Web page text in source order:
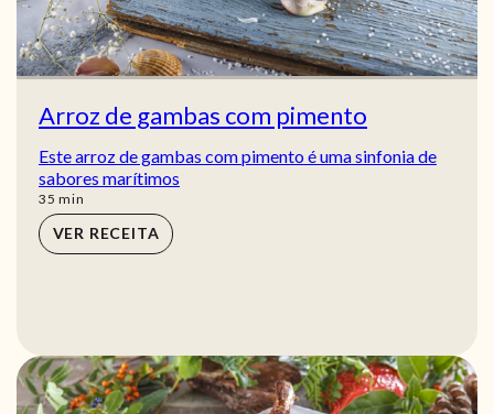
Arroz de gambas com pimento
Este arroz de gambas com pimento é uma sinfonia de
sabores marítimos
35 min
min
VER RECEITA